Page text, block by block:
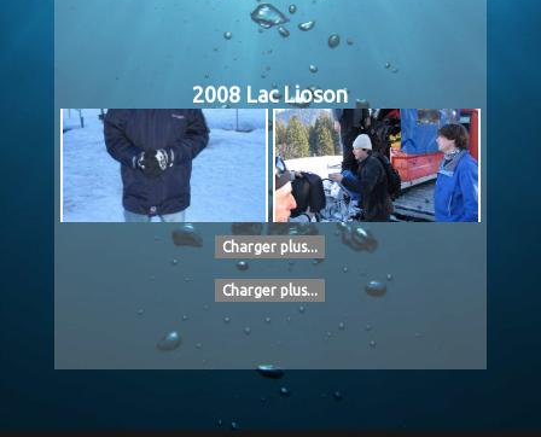
2008 Lac Lioson
Charger plus...
Charger plus...